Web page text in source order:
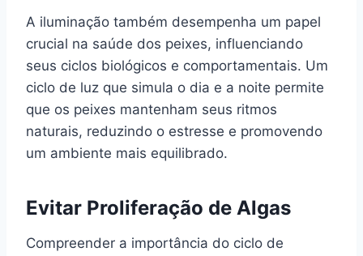
A iluminação também desempenha um papel
crucial na saúde dos peixes, influenciando
seus ciclos biológicos e comportamentais. Um
ciclo de luz que simula o dia e a noite permite
que os peixes mantenham seus ritmos
naturais, reduzindo o estresse e promovendo
um ambiente mais equilibrado.
Evitar Proliferação de Algas
Compreender a importância do ciclo de